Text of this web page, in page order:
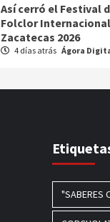
Así cerró el Festival
Folclor Internacional
Zacatecas 2026
4 días atrás Ágora
"SABERES